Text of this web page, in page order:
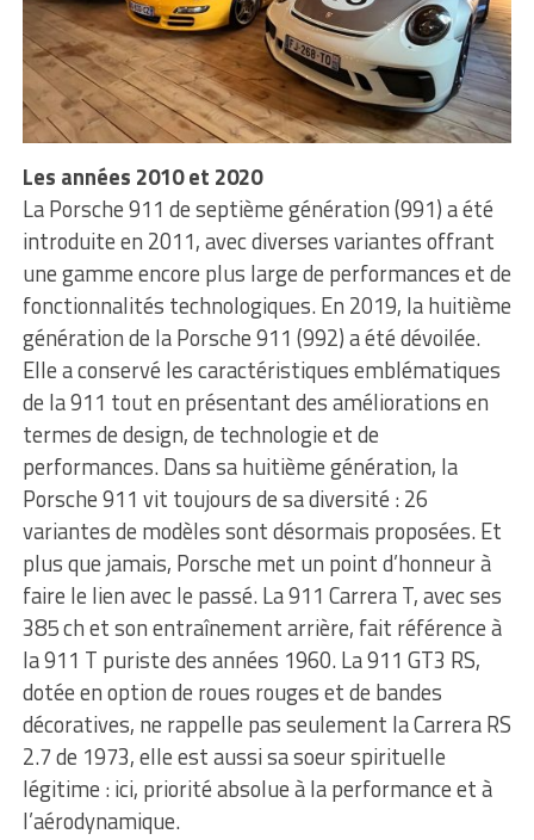
Les années 2010et 2020
La Porsche 911 de septième génération (991) a été
introduite en 2011, avec diverses variantes offrant
une gamme encore plus large de performances et de
fonctionnalités technologiques. En 2019, la huitième
génération de la Porsche 911 (992) a été dévoilée.
Elle a conservé les caractéristiques emblématiques
de la 911 tout en présentant des améliorations en
termes de design, de technologie et de
performances. Dans sa huitième génération, la
Porsche 911 vit toujours de sa diversité : 26
variantes de modèles sont désormais proposées. Et
plus que jamais, Porsche met un point d’honneur à
faire le lien avec le passé. La 911 Carrera T, avec ses
385 ch et son entraînement arrière, fait référence à
la 911 T puriste des années 1960. La 911 GT3 RS,
dotée en option de roues rouges et de bandes
décoratives, ne rappelle pas seulement la Carrera RS
2.7 de 1973, elle est aussi sa soeur spirituelle
légitime : ici, priorité absolue à la performance et à
l’aérodynamique.